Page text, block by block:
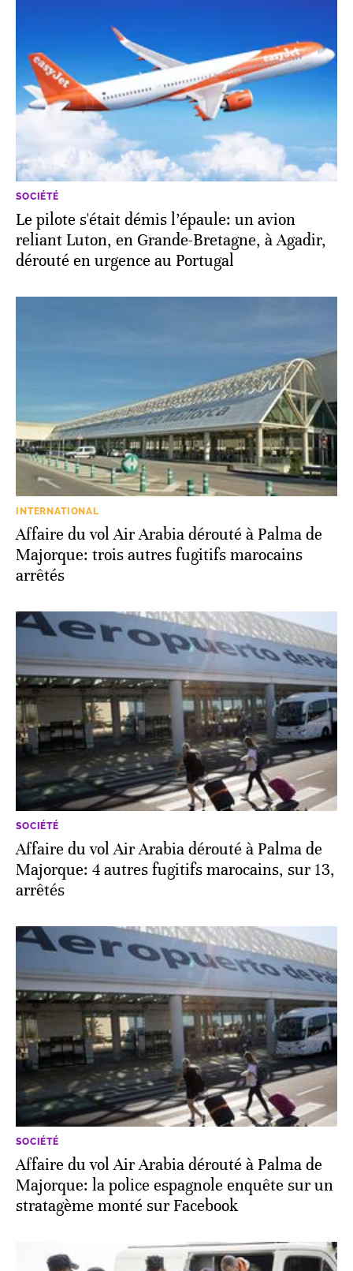
SOCIÉTÉ
Le pilote s'était démis l’épaule: un avion
reliant Luton, en Grande-Bretagne, à Agadir,
dérouté en urgence au Portugal
INTERNATIONAL
Affaire du vol Air Arabia dérouté à Palma de
Majorque: trois autres fugitifs marocains
arrêtés
SOCIÉTÉ
Affaire du vol Air Arabia dérouté à Palma de
Majorque: 4 autres fugitifs marocains, sur 13,
arrêtés
SOCIÉTÉ
Affaire du vol Air Arabia dérouté à Palma de
Majorque: la police espagnole enquête sur un
stratagème monté sur Facebook